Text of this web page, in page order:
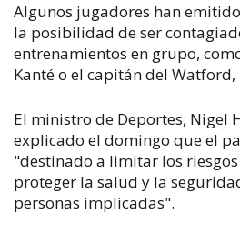
Algunos jugadores han
la posibilidad de ser
entrenamientos en grupo,
Kanté o el capitán del Watford,
El ministro de Deportes, Nigel
explicado el domingo que el
"destinado a limitar los riesgos
proteger la salud y la
personas implicadas".